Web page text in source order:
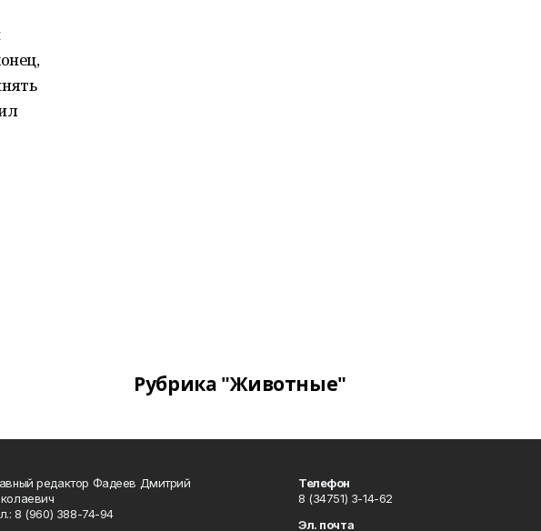
Рубрика "Животные"
редактор Фадеев Дмитрий
8 (960) 388-74-94
Телефон
8 (34751) 3-14-62
Эл. почта